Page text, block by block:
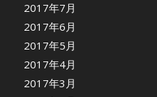
2017年7月
2017年6月
2017年5月
2017年4月
2017年3月